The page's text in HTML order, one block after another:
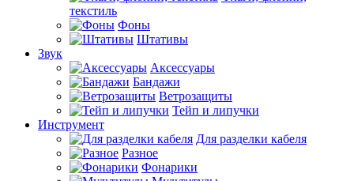
текстиль
Фоны
Штативы
Звук
Аксессуары
Бандажи
Ветрозащиты
Тейп и липучки
Инструмент
Для разделки кабеля
Разное
Фонарики